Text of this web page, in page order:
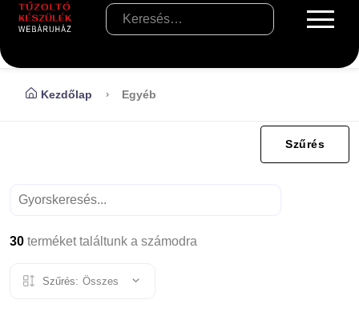
Kezdőlap Egyéb
Szűrés
30 terméket találtunk a számodra
Szűrés: Összes